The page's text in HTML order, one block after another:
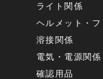
ライト関係
ヘルメット・
溶接関係
電気・電源関係
確認用品